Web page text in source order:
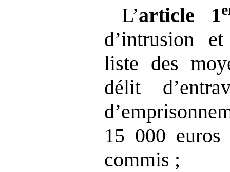
L’article 1
d’intrusion
liste des
délit
15 000 euros
commis ;